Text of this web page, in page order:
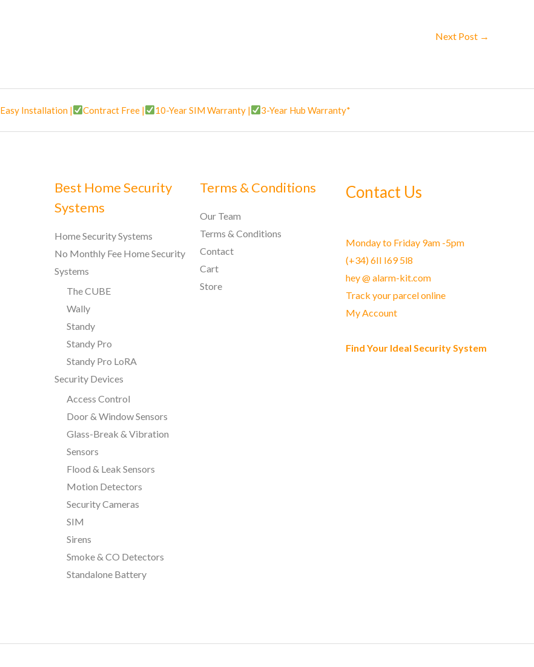
Next Post →
Easy Installation | Contract Free | 10-Year SIM Warranty | 3-Year Hub Warranty*
Best Home Security
Systems
Home Security Systems
No Monthly Fee Home Security
Systems
The CUBE
Wally
Standy
Standy Pro
Standy Pro LoRA
Security Devices
Access Control
Door & Window Sensors
Glass-Break & Vibration
Sensors
Flood & Leak Sensors
Motion Detectors
Security Cameras
SIM
Sirens
Smoke & CO Detectors
Standalone Battery
Terms & Conditions
Our Team
Terms & Conditions
Contact
Cart
Store
Contact Us
Monday to Friday 9am -5pm
(+34) 6II I69 5l8
hey @ alarm-kit.com
Track your parcel online
My Account
Find Your Ideal Security System